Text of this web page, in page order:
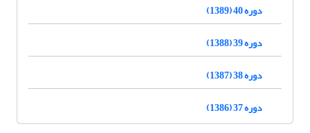
دوره 40 (1389)
دوره 39 (1388)
دوره 38 (1387)
دوره 37 (1386)